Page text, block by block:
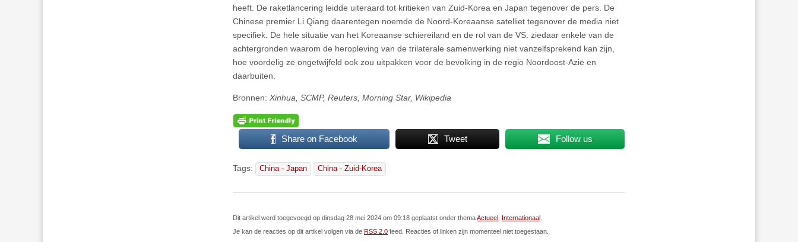
heeft. De raketlancering leidde uiteraard tot kritieken van Zuid-Korea en Japan tegenover de pers. De
Chinese premier Li Qiang daarentegen noemde de Noord-Koreaanse satelliet tegenover de media niet
specifiek. De hele situatie van het Koreaanse schiereiland en de rol van de VS: ziedaar enkele van de
achtergronden waarom de heropleving van de trilaterale samenwerking niet vanzelfsprekend kan zijn,
hoe voordelig ze ongetwijfeld ook zou uitpakken voor de bevolking in de regio Noordoost-Azië en
daarbuiten.
Bronnen: Xinhua, SCMP, Reuters, Morning Star, Wikipedia
Share on Facebook Tweet Follow us
Tags: China - Japan China - Zuid-Korea
Dit artikel werd toegevoegd op dinsdag 28 mei 2024 om 09:18 geplaatst onder themaActueel Internationaal
Je kan de reacties op dit artikel volgen via de RSS 2.0 feed. Reacties of linken zijn momenteel niet toegestaan.